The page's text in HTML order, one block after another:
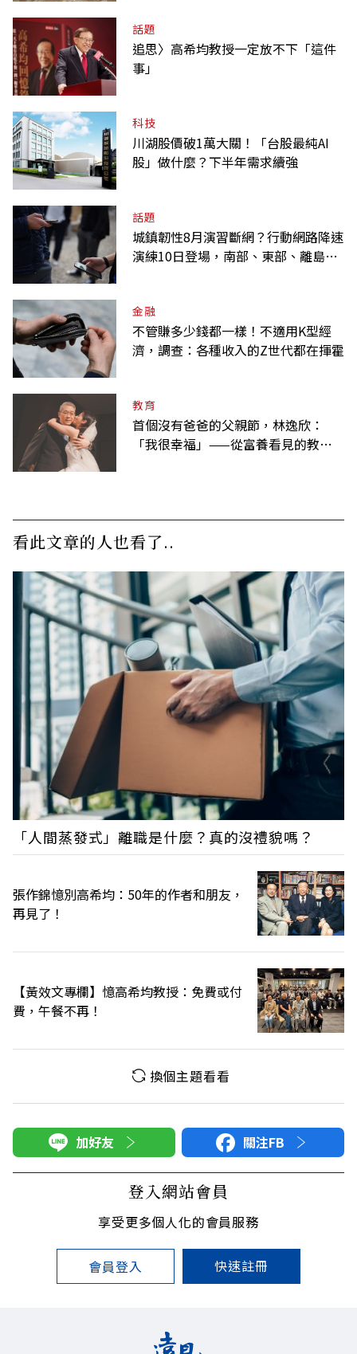
話題
追思〉高希均教授一定放不下「這件
事」
科技
川湖股價破1萬大關！「台股最純AI
股」做什麼？下半年需求續強
話題
城鎮韌性8月演習斷網？行動網路降速
演練10日登場，南部、東部、離島為
金融
不管賺多少錢都一樣！不適用K型經
濟，調查：各種收入的Z世代都在揮霍
教育
首個沒有爸爸的父親節，林逸欣：
「我很幸福」——從富養看見的教養
看此文章的人也看了..
「人間蒸發式」離職是什麼？真的沒禮貌嗎？
張作錦憶別高希均：50年的作者和朋友，
再見了！
【黃效文專欄】憶高希均教授：免費或付
費，午餐不再！
換個主題看看
加好友 關注FB
登入網站會員
享受更多個人化的會員服務
會員登入 快速註冊